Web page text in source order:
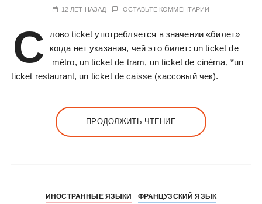
12 ЛЕТ НАЗАД ОСТАВЬТЕ КОММЕНТАРИЙ
С
лово ticket употребляется в значении «билет»
когда нет указания, чей это билет: un ticket de
métro, un ticket de tram, un ticket de cinéma, *un
ticket restaurant, un ticket de caisse (кассовый чек).
ПРОДОЛЖИТЬ ЧТЕНИЕ
ИНОСТРАННЫЕ ЯЗЫКИ ФРАНЦУЗСКИЙ ЯЗЫК